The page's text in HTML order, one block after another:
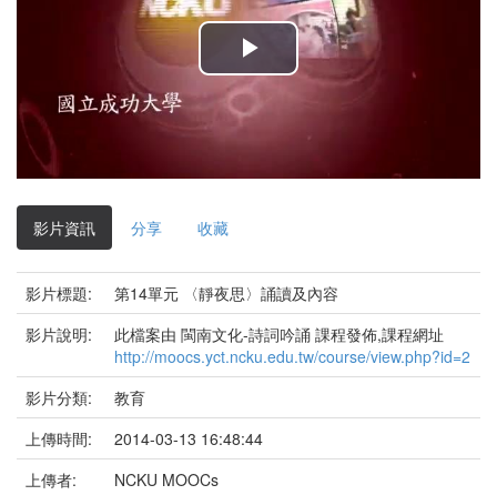
播
放
影
影片資訊 分享 收藏
影片標題:
第14單元 〈靜夜思〉誦讀及內容
影片說明:
此檔案由 閩南文化-詩詞吟誦 課程發佈,課程網址
http://moocs.yct.ncku.edu.tw/course/view.php?id=2
影片分類:
教育
上傳時間:
2014-03-13 16:48:44
上傳者:
NCKU MOOCs